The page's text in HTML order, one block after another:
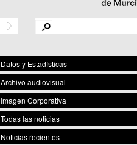
Datos y Estadísticas
Archivo audiovisual
Imagen Corporativa
Todas las noticias
Noticias recientes